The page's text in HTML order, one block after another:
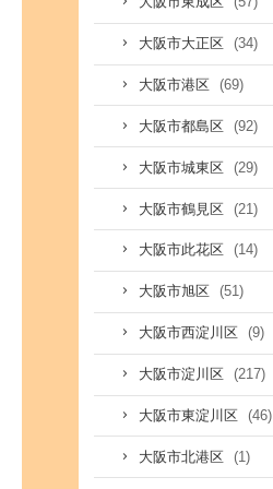
大阪市大正区 (34)
大阪市港区 (69)
大阪市都島区 (92)
大阪市城東区 (29)
大阪市鶴見区 (21)
大阪市此花区 (14)
大阪市旭区 (51)
大阪市西淀川区 (9)
大阪市淀川区 (217)
大阪市東淀川区 (46)
大阪市北港区 (1)